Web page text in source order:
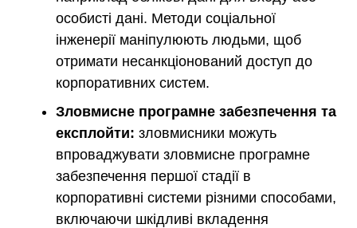
особисті дані. Методи соціальної
інженерії маніпулюють людьми, щоб
отримати несанкціонований доступ до
корпоративних систем.
Зловмисне програмне забезпечення та
експлойти: зловмисники можуть
впроваджувати зловмисне програмне
забезпечення першої стадії в
корпоративні системи різними способами,
включаючи шкідливі вкладення